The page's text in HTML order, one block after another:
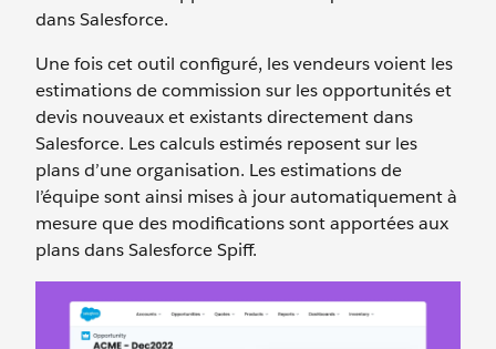
dans Salesforce.
Une fois cet outil configuré, les vendeurs voient les
estimations de commission sur les opportunités et
devis nouveaux et existants directement dans
Salesforce. Les calculs estimés reposent sur les
plans d’une organisation. Les estimations de
l’équipe sont ainsi mises à jour automatiquement à
mesure que des modifications sont apportées aux
plans dans Salesforce Spiff.